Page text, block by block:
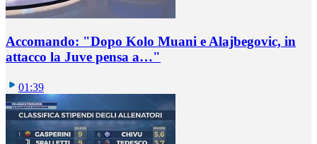
Accomando: "Dopo Kolo Muani e Alajbegovic, in
attacco la Juve pensa a…"
01:39